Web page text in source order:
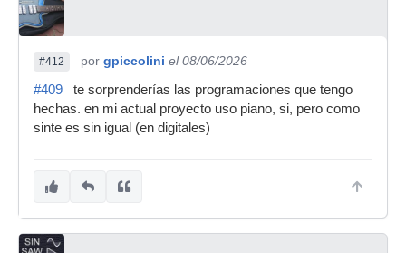
#412 por gpiccolini el 08/06/2026
#409 te sorprenderías las programaciones que tengo
hechas. en mi actual proyecto uso piano, si, pero como
sinte es sin igual (en digitales)